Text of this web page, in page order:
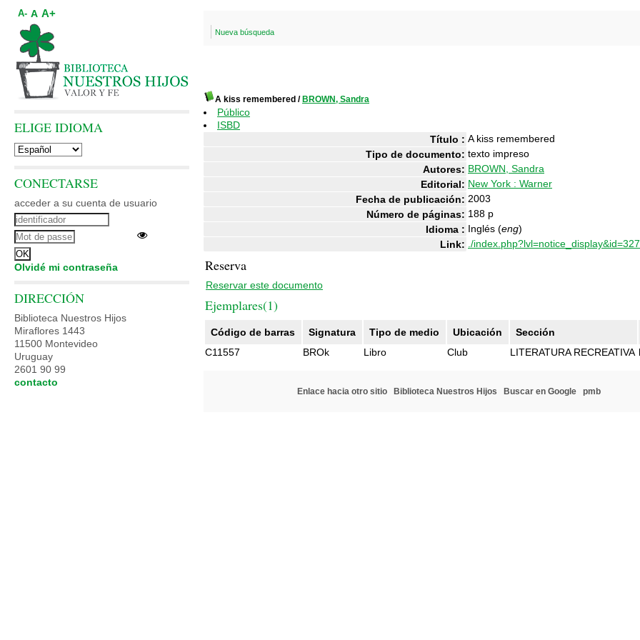
Nueva búsqueda
A kiss remembered / BROWN, Sandra
Público
ISBD
Título : A kiss remembered
Tipo de documento: texto impreso
Autores: BROWN, Sandra
Editorial: New York : Warner
Fecha de publicación: 2003
Número de páginas: 188 p
Idioma : Inglés (eng)
Link: ./
Reserva
Reservar este documento
Ejemplares(1)
Código de barras Signatura Tipo de medio Ubicación
Sección
C11557
BROk Libro Club LITERATURA RECREATIVA
Enlace hacia otro sitio Biblioteca Nuestros Hijos Buscar en Google pmb
A- A A+
ELIGE IDIOMA
CONECTARSE
acceder a su cuenta de usuario
Olvidé mi contraseña
DIRECCIÓN
Biblioteca Nuestros Hijos
Miraflores 1443
11500 Montevideo
Uruguay
2601 90 99
contacto